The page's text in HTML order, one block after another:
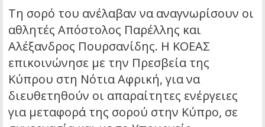
Τη σορό του ανέλαβαν να αναγνωρίσουν οι
αθλητές Απόστολος Παρέλλης και
Αλέξανδρος Πουρσανίδης. Η ΚΟΕΑΣ
επικοινώνησε με την Πρεσβεία της
Κύπρου στη Νότια Αφρική, για να
διευθετηθούν οι απαραίτητες ενέργειες
για μεταφορά της σορού στην Κύπρο, σε